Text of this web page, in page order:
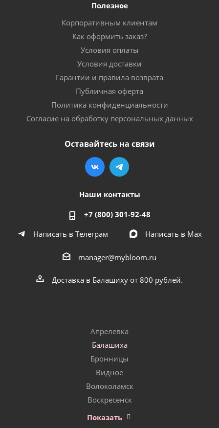
Полезное
Корпоративным клиентам
Как оформить заказ?
Условия оплаты
Условия доставки
Гарантии и правила возврата
Публичная оферта
Политика конфиденциальности
Согласие на обработку персональных данных
Оставайтесь на связи
Наши контакты
+7 (800) 301-92-48
Написать в Телеграм
Написать в Мах
manager@mybloom.ru
Доставка в Балашиху от 800 рублей.
Апрелевка
Балашиха
Бронницы
Видное
Волоколамск
Воскресенск
Показать